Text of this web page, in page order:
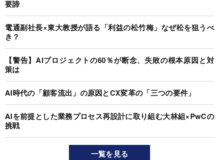
要諦
電通副社長×東大教授が語る「利益の松竹梅」なぜ松を狙うべ
き？
【警告】AIプロジェクトの60％が断念、失敗の根本原因と対
策は
AI時代の「顧客流出」の原因とCX変革の「三つの要件」
AIを前提とした業務プロセス再設計に取り組む大林組×PwCの
挑戦
一覧を見る